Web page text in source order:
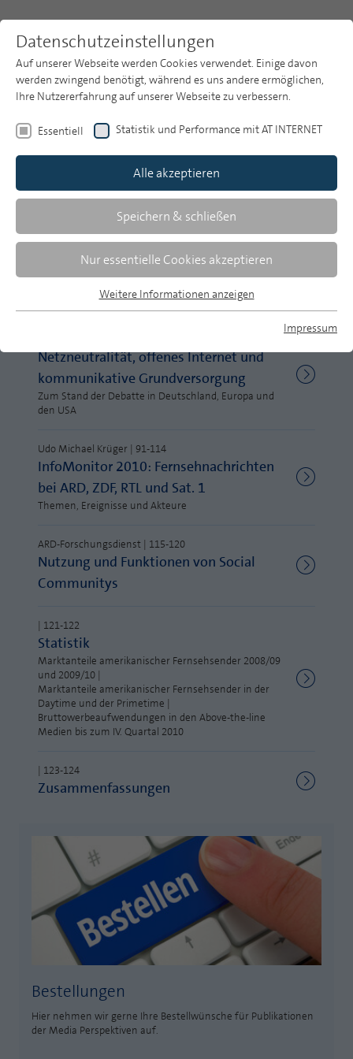
MP auf Mastodon
MP auf LinkedIn
Newsletter
Publikationsarchiv
Öffentlich-rechtliche Onlineangebote:
Keine Gefahr für den Wettbewerb
Drei-Stufen-Tests
Netzneutralität, offenes Internet und
kommunikative Grundversorgung
Zum Stand der Debatte in Deutschland, Europa und
den USA
Udo Michael Krüger | 91-114
InfoMonitor 2010: Fernsehnachrichten
bei ARD, ZDF, RTL und Sat. 1
Themen, Ereignisse und Akteure
ARD-Forschungsdienst | 115-120
Nutzung und Funktionen von Social
Communitys
| 121-122
Statistik
Marktanteile amerikanischer Fernsehsender 2008/09
und 2009/10 |
Marktanteile amerikanischer Fernsehsender in der
Daytime und der Primetime |
Bruttowerbeaufwendungen in den Above-the-line
Medien bis zum IV. Quartal 2010
| 123-124
Zusammenfassungen
Bestellungen
Hier nehmen wir gerne Ihre Bestellwünsche für Publikationen
der Media Perspektiven auf.
Datenschutzeinstellungen
Auf unserer Webseite werden Cookies verwendet. Einige davon
werden zwingend benötigt, während es uns andere ermöglichen,
Ihre Nutzererfahrung auf unserer Webseite zu verbessern.
Essentiell Statistik und Performance mit AT INTERNET
Alle akzeptieren
Speichern & schließen
Nur essentielle Cookies akzeptieren
Essentielle Cookies werden für grundlegende Funktionen der
Webseite einwandfrei funktioniert.
fe_typo_user
Laufzeit
Dieses Cookie ist ein Standard-Session-
Cookie von TYPO3. Es speichert im Falle
mithilfe derer der eingeloggte User
wiedererkannt wird, um ihm Zugang zu
geschützten Bereichen zu gewähren.
Name
Anbieter php
Laufzeit Ende der Sitzung
Zweck PHPs Standard Sitzungs Identifikation
Cookie-Informationen anzeigen
CROSS-DEVICE ANALYTICS LÖSUNG
Name atidvisitor
Laufzeit
Cookie von AT INTERNET zur Steuerung der
Name atuserid
Anbieter AT INTERNET
Laufzeit 1 Jahr
Zweck
erweiterten Script- und Ereignisbehandlung
Cookie-Informationen anzeigen
Weitere Informationen anzeigen
Impressum